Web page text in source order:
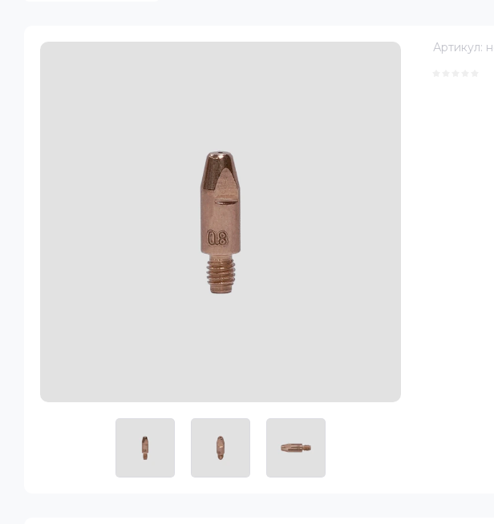
Артикул: